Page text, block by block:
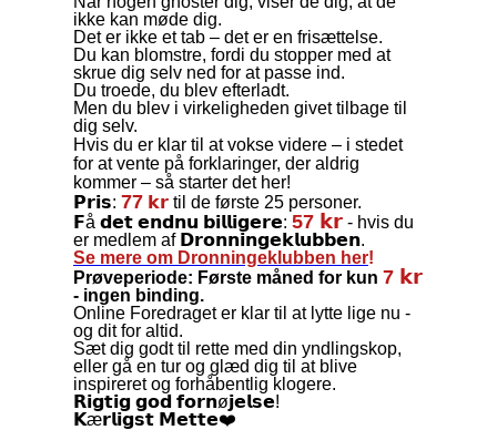
ikke kan møde dig.
Det er ikke et tab – det er en frisættelse.
Du kan blomstre, fordi du stopper med at
skrue dig selv ned for at passe ind.
Du troede, du blev efterladt.
Men du blev i virkeligheden givet tilbage til
dig selv.
Hvis du er klar til at vokse videre – i stedet
for at vente på forklaringer, der aldrig
kommer – så starter det her!
𝗣𝗿𝗶𝘀: 77 𝗸𝗿 til de første 25 personer.
𝗙å 𝗱𝗲𝘁 𝗲𝗻𝗱𝗻𝘂 𝗯𝗶𝗹𝗹𝗶𝗴𝗲𝗿𝗲: 57 𝗸𝗿 - hvis du
er medlem af 𝗗𝗿𝗼𝗻𝗻𝗶𝗻𝗴𝗲𝗸𝗹𝘂𝗯𝗯𝗲𝗻.
Se mere om Dronningeklubben her!
Prøveperiode: Første måned for kun 7 𝗸𝗿
- ingen binding.
Online Foredraget er klar til at lytte lige nu -
og dit for altid.
Sæt dig godt til rette med din yndlingskop,
eller gå en tur og glæd dig til at blive
inspireret og forhåbentlig klogere.
𝗥𝗶𝗴𝘁𝗶𝗴 𝗴𝗼𝗱 𝗳𝗼𝗿𝗻ø𝗷𝗲𝗹𝘀𝗲!
𝗞æ𝗿𝗹𝗶𝗴𝘀𝘁 𝗠𝗲𝘁𝘁𝗲❤️